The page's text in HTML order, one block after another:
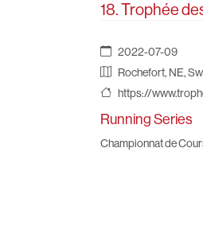
18. Trophée
2022-07-09
Rochefort, NE,
https://
Running Series
Championnat de